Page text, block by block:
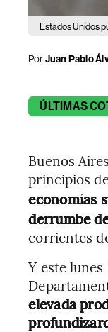
Estados Unidos
PorJuan Pablo
ÚLTIMAS
Buenos
principios
economías
derrumbe
corrientes
Y este
elevada